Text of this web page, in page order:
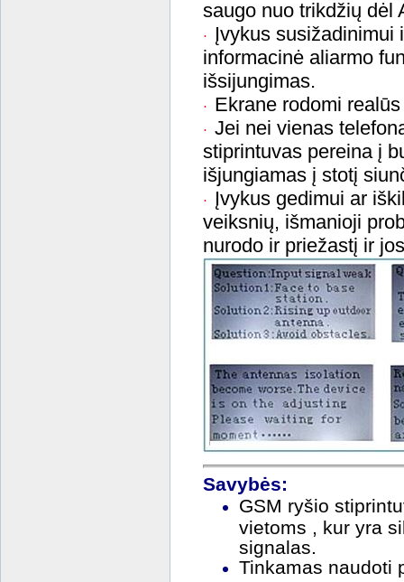
saugo nuo trikdžių dėl
·
Įvykus susižadinimui
informacinė aliarmo
išsijungimas.
· Ekrane rodomi
· Jei nei vienas
stiprintuvas pereina į
išjungiamas į stotį
·
Įvykus gedimui ar
veiksnių, išmanioji
nurodo ir priežastį ir
Savybės:
GSM ryšio
vietoms , kur yra
signalas.
Tinkamas naudoti